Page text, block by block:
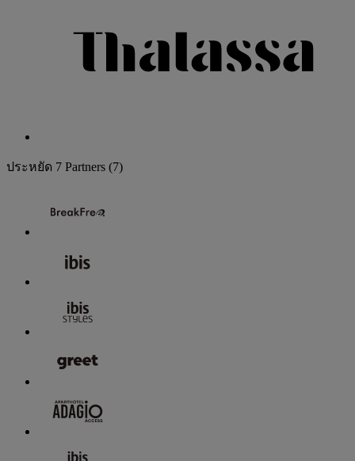
ประหยัด 7 Partners (7)